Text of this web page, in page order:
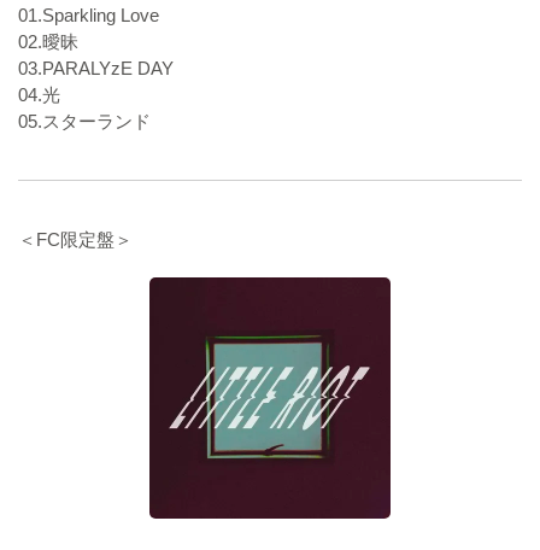
01.Sparkling Love
02.曖昧
03.PARALYzE DAY
04.光
05.スターランド
＜FC限定盤＞